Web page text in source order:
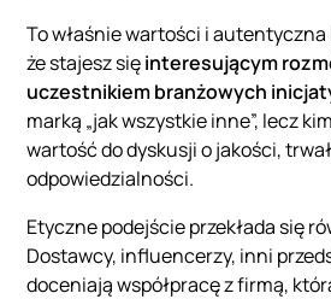
To właśnie wartości i
że stajesz sięinteresującym
uczestnikiem branżowych
marką „jak wszystkie inne”, lecz
wartość do dyskusji o jakości,
odpowiedzialności.
Etyczne podejście przekłada się
Dostawcy, influencerzy, inni
doceniają współpracę z firmą,